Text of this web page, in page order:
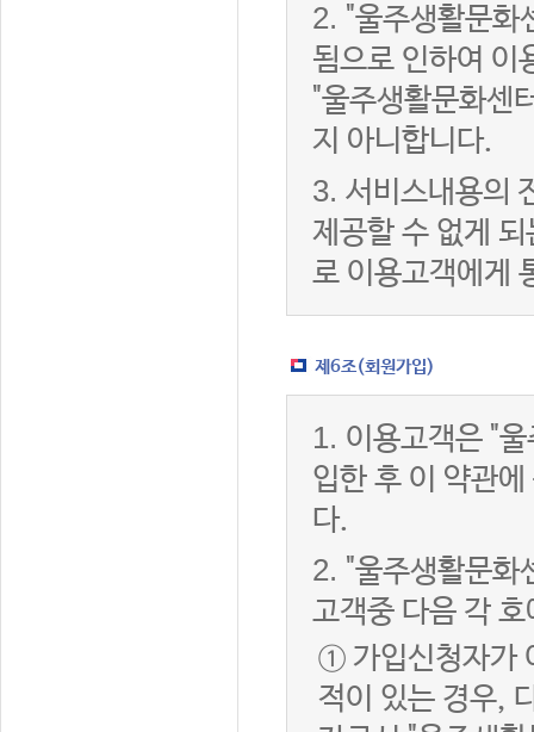
2. "울주생활문화
됨으로 인하여 이
"울주생활문화센
지 아니합니다.
3. 서비스내용의
제공할 수 없게
로 이용고객에게
제6조(회원가입)
1. 이용고객은 "
입한 후 이 약관
다.
2. "울주생활문화
고객중 다음 각
① 가입신청자가
적이 있는 경우,